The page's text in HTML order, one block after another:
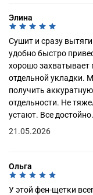
Элина
Сушит и сразу
удобно быстро
хорошо захватывает
отдельной укладки.
получить
отдельности. Не
устают. Все достойно.
21.05.2026
Ольга
У этой фен-щетки